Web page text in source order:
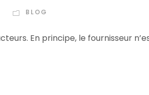
BLOG
En principe, le fournisseur